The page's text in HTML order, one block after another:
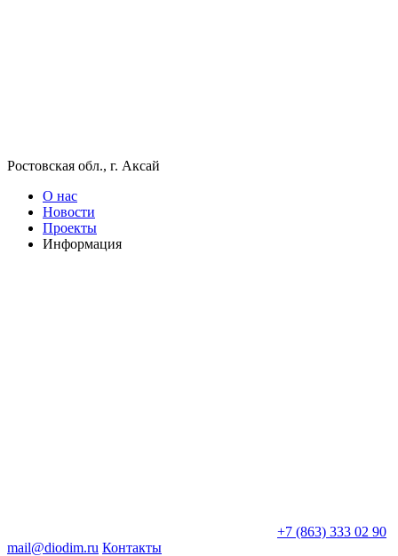
Ростовская обл., г. Аксай
О нас
Новости
Проекты
Информация
+7 (863) 333 02 90
mail@diodim.ru Контакты